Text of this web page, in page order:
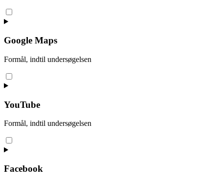
Consent
to
google-
recaptcha
Google Maps
Formål, indtil undersøgelsen
Consent
to
google-
maps
YouTube
Formål, indtil undersøgelsen
Consent
to
youtube
Facebook